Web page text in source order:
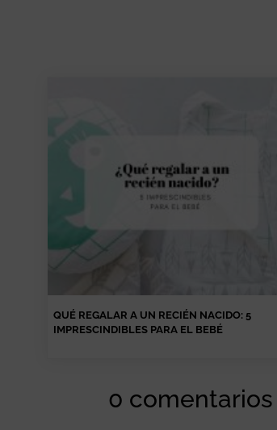
QUÉ REGALAR A UN RECIÉN NACIDO: 5
IMPRESCINDIBLES PARA EL BEBÉ
0 comentarios